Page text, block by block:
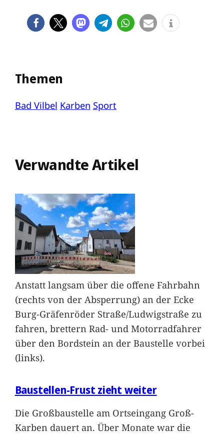
Themen
Bad Vilbel Karben Sport
Verwandte Artikel
Anstatt langsam über die offene Fahrbahn
(rechts von der Absperrung) an der Ecke
Burg-Gräfenröder Straße/Ludwigstraße zu
fahren, brettern Rad- und Motorradfahrer
über den Bordstein an der Baustelle vorbei
(links).
Baustellen-Frust zieht weiter
Die Großbaustelle am Ortseingang Groß-
Karben dauert an. Über Monate war die